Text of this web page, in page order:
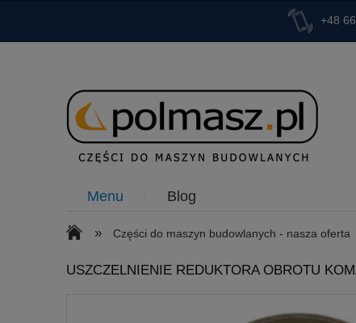
+48
Menu Blog
» Części do maszyn budowlanych - nasza oferta
USZCZELNIENIE REDUKTORA OBROTU